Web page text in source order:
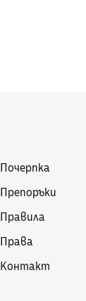
Почерпка
Препоръки
Правила
Права
Контакт